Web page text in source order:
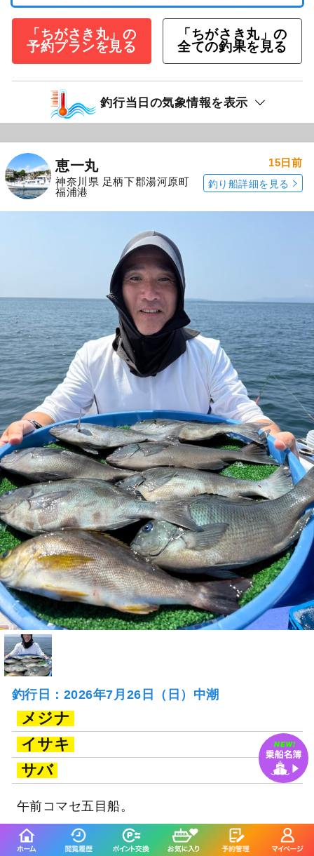
「ちがさき丸」の
予約プランを見る
「ちがさき丸」の
全ての釣果を見る
釣行当日の気象情報を表示
恵一丸
神奈川県 足柄下郡湯河原町
福浦港
15日前
釣り船詳細を見る
釣行日：2026年7月26日（日）中潮
メジナ
イサキ
サバ
午前コマセ五目船。
続きを表示